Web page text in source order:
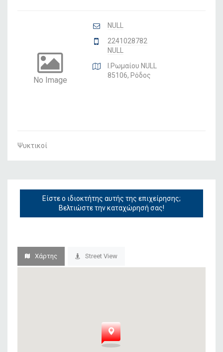
No Image
NULL
2241028782
NULL
Ι.Ρωμαίου NULL
85106, Ρόδος
Ψυκτικοί
Είστε ο ιδιοκτήτης αυτής της επιχείρησης;
Βελτιώστε την καταχώρησή σας!
Χάρτης Street View